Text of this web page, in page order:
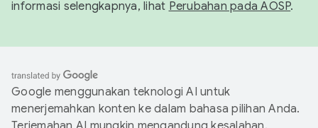
informasi selengkapnya, lihat Perubahan pada AOSP.
Google menggunakan teknologi AI untuk
menerjemahkan konten ke dalam bahasa pilihan Anda.